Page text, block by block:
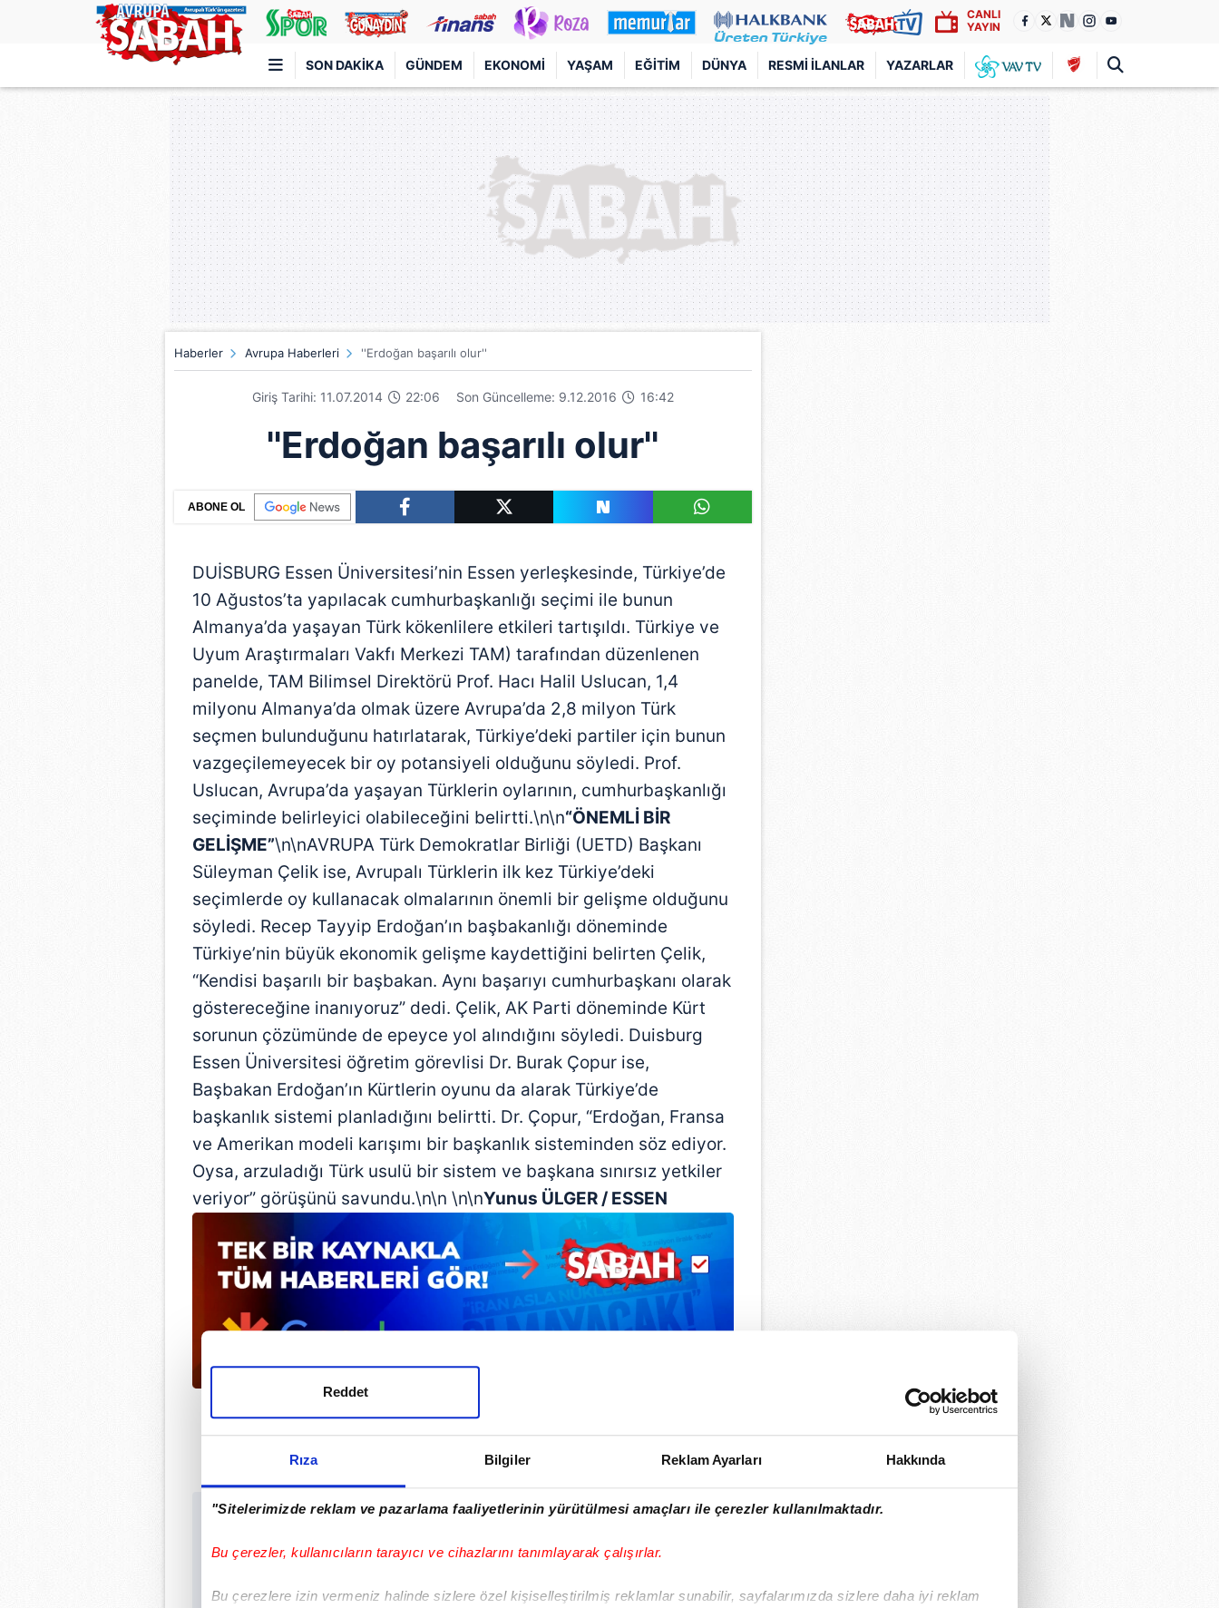
Rıza Bilgiler Reklam Ayarları Hakkında
"Sitelerimizde reklam ve pazarlama faaliyetlerinin yürütülmesi amaçları ile çerezler kullanılmaktadır.
Bu çerezler, kullanıcıların tarayıcı ve cihazlarını tanımlayarak çalışırlar.
Bu çerezlere izin vermeniz halinde sizlere özel kişiselleştirilmiş reklamlar sunabilir, sayfalarımızda sizlere daha iyi reklam
Reddet
CANLI
YAYIN
SON DAKIKA GÜNDEM EKONOMI YAŞAM EĞITIM DÜNYA RESMI İLANLAR YAZARLAR
Türkiye'nin en iyi haber sitesi
Haberler Avrupa Haberleri ''Erdoğan başarılı olur''
Giriş Tarihi: 11.07.2014 22:06 Son Güncelleme: 9.12.2016 16:42
''Erdoğan başarılı olur''
ABONE OL
DUİSBURG Essen Üniversitesi’nin Essen yerleşkesinde, Türkiye’de
10 Ağustos’ta yapılacak cumhurbaşkanlığı seçimi ile bunun
Almanya’da yaşayan Türk kökenlilere etkileri tartışıldı. Türkiye ve
Uyum Araştırmaları Vakfı Merkezi TAM) tarafından düzenlenen
panelde, TAM Bilimsel Direktörü Prof. Hacı Halil Uslucan, 1,4
milyonu Almanya’da olmak üzere Avrupa’da 2,8 milyon Türk
seçmen bulunduğunu hatırlatarak, Türkiye’deki partiler için bunun
vazgeçilemeyecek bir oy potansiyeli olduğunu söyledi. Prof.
Uslucan, Avrupa’da yaşayan Türklerin oylarının, cumhurbaşkanlığı
seçiminde belirleyici olabileceğini belirtti.\n\n“ÖNEMLİ BİR
GELİŞME”\n\nAVRUPA Türk Demokratlar Birliği (UETD) Başkanı
Süleyman Çelik ise, Avrupalı Türklerin ilk kez Türkiye’deki
seçimlerde oy kullanacak olmalarının önemli bir gelişme olduğunu
söyledi. Recep Tayyip Erdoğan’ın başbakanlığı döneminde
Türkiye’nin büyük ekonomik gelişme kaydettiğini belirten Çelik,
“Kendisi başarılı bir başbakan. Aynı başarıyı cumhurbaşkanı olarak
göstereceğine inanıyoruz” dedi. Çelik, AK Parti döneminde Kürt
sorunun çözümünde de epeyce yol alındığını söyledi. Duisburg
Essen Üniversitesi öğretim görevlisi Dr. Burak Çopur ise,
Başbakan Erdoğan’ın Kürtlerin oyunu da alarak Türkiye’de
başkanlık sistemi planladığını belirtti. Dr. Çopur, “Erdoğan, Fransa
ve Amerikan modeli karışımı bir başkanlık sisteminden söz ediyor.
Oysa, arzuladığı Türk usulü bir sistem ve başkana sınırsız yetkiler
veriyor” görüşünü savundu.\n\n \n\nYunus ÜLGER / ESSEN
Sabah.com.tr Uygulamamızı İndirin
Uygulamalara Özel Ayrıcalıkları Keşfedin!